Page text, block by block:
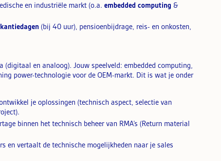
en industriële markt (o.a. embedded computing &
(bij 40 uur), pensioenbijdrage, reis- en onkosten,
en analoog). Jouw speelveld: embedded computing,
power-technologie voor de OEM-markt. Dit is wat je onder
je oplossingen (technisch aspect, selectie van
binnen het technisch beheer van RMA’s (Return material
en vertaalt de technische mogelijkheden naar je sales